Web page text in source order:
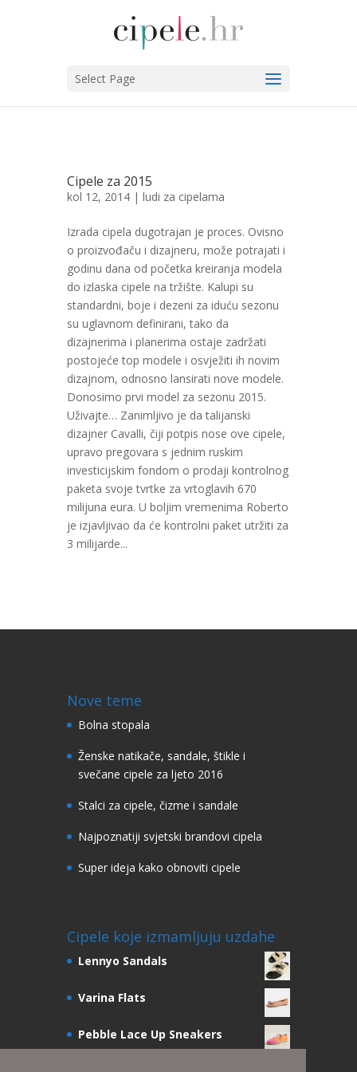
Select Page
Cipele za 2015
kol 12, 2014 | ludi za cipelama
Izrada cipela dugotrajan je proces. Ovisno
o proizvođaču i dizajneru, može potrajati i
godinu dana od početka kreiranja modela
do izlaska cipele na tržište. Kalupi su
standardni, boje i dezeni za iduću sezonu
su uglavnom definirani, tako da
dizajnerima i planerima ostaje zadržati
postojeće top modele i osvježiti ih novim
dizajnom, odnosno lansirati nove modele.
Donosimo prvi model za sezonu 2015.
Uživajte… Zanimljivo je da talijanski
dizajner Cavalli, čiji potpis nose ove cipele,
upravo pregovara s jednim ruskim
investicijskim fondom o prodaji kontrolnog
paketa svoje tvrtke za vrtoglavih 670
milijuna eura. U boljim vremenima Roberto
je izjavljivao da će kontrolni paket utržiti za
3 milijarde...
Nove teme
Bolna stopala
Ženske natikače, sandale, štikle i
svečane cipele za ljeto 2016
Stalci za cipele, čizme i sandale
Najpoznatiji svjetski brandovi cipela
Super ideja kako obnoviti cipele
Cipele koje izmamljuju uzdahe
Lennyo Sandals
Varina Flats
Pebble Lace Up Sneakers